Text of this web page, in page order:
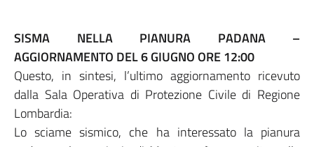
SISMA NELLA PIANURA PADANA –
AGGIORNAMENTO DEL 6 GIUGNO ORE 12:00
Questo, in sintesi, l’ultimo aggiornamento ricevuto
dalla Sala Operativa di Protezione Civile di Regione
Lombardia:
Lo sciame sismico, che ha interessato la pianura